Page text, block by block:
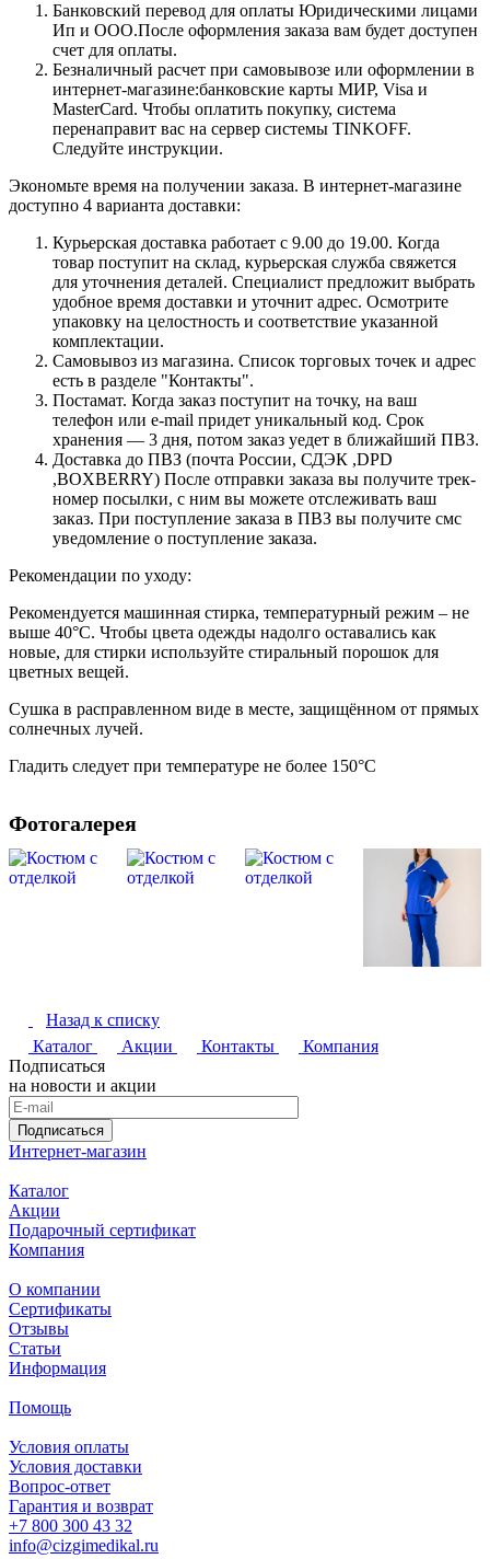
Банковский перевод для оплаты Юридическими лицами
Ип и ООО.После оформления заказа вам будет доступен
счет для оплаты.
Безналичный расчет при самовывозе или оформлении в
интернет-магазине:банковские карты МИР, Visa и
MasterCard. Чтобы оплатить покупку, система
перенаправит вас на сервер системы TINKOFF.
Следуйте инструкции.
Экономьте время на получении заказа. В интернет-магазине
доступно 4 варианта доставки:
Курьерская доставка работает с 9.00 до 19.00. Когда
товар поступит на склад, курьерская служба свяжется
для уточнения деталей. Специалист предложит выбрать
удобное время доставки и уточнит адрес. Осмотрите
упаковку на целостность и соответствие указанной
комплектации.
Самовывоз из магазина. Список торговых точек и адрес
есть в разделе "Контакты".
Постамат. Когда заказ поступит на точку, на ваш
телефон или e-mail придет уникальный код. Срок
хранения — 3 дня, потом заказ уедет в ближайший ПВЗ.
Доставка до ПВЗ (почта России, СДЭК ,DPD
,BOXBERRY) После отправки заказа вы получите трек-
номер посылки, с ним вы можете отслеживать ваш
заказ. При поступление заказа в ПВЗ вы получите смс
уведомление о поступление заказа.
Рекомендации по уходу:
Рекомендуется машинная стирка, температурный режим – не
выше 40°С. Чтобы цвета одежды надолго оставались как
новые, для стирки используйте стиральный порошок для
цветных вещей.
Сушка в расправленном виде в месте, защищённом от прямых
солнечных лучей.
Гладить следует при температуре не более 150°С
Фотогалерея
Назад к списку
Каталог
Акции Контакты
Компания
Подписаться
на новости и акции
Подписаться
Интернет-магазин
Каталог
Акции
Подарочный сертификат
Компания
О компании
Сертификаты
Отзывы
Статьи
Информация
Помощь
Условия оплаты
Условия доставки
Вопрос-ответ
Гарантия и возврат
+7 800 300 43 32
info@cizgimedikal.ru